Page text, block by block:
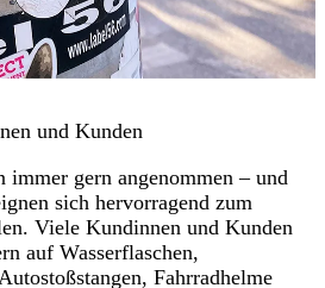
und Kunden
immer gern angenommen – und
sich hervorragend zum
Viele Kundinnen und Kunden
auf Wasserflaschen,
Fahrradhelme